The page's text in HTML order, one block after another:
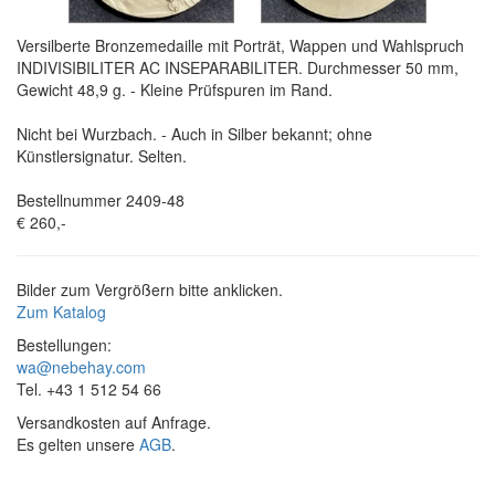
Versilberte Bronzemedaille mit Porträt, Wappen und Wahlspruch
INDIVISIBILITER AC INSEPARABILITER. Durchmesser 50 mm,
Gewicht 48,9 g. - Kleine Prüfspuren im Rand.
Nicht bei Wurzbach. - Auch in Silber bekannt; ohne
Künstlersignatur. Selten.
Bestellnummer 2409-48
€ 260,-
Bilder zum Vergrößern bitte anklicken.
Zum Katalog
Bestellungen:
wa@nebehay.com
Tel. +43 1 512 54 66
Versandkosten auf Anfrage.
Es gelten unsere AGB.